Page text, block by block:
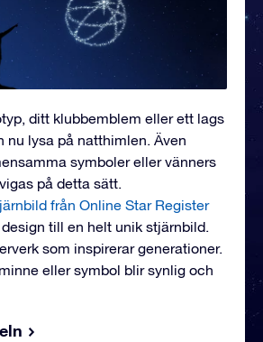
ditt klubbemblem eller ett lags
nu lysa på natthimlen. Även
symboler eller vänners
på detta sätt.
från Online Star Register
till en helt unik stjärnbild.
som inspirerar generationer.
eller symbol blir synlig och